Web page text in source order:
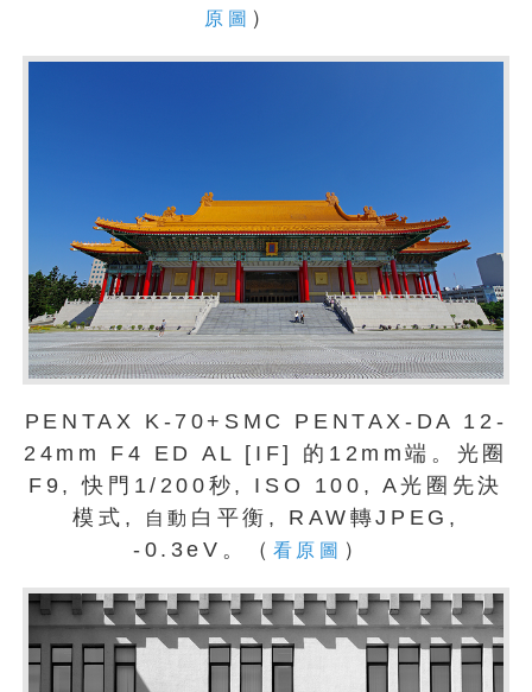
原圖 ）
PENTAX K-70+SMC PENTAX-DA 12-
24mm F4 ED AL [IF] 的12mm端。光圈
F9, 快門1/200秒, ISO 100, A光圈先決
模式,
自動 白平衡, RAW轉JPEG,
-0.3eV。（ 看原圖 ）